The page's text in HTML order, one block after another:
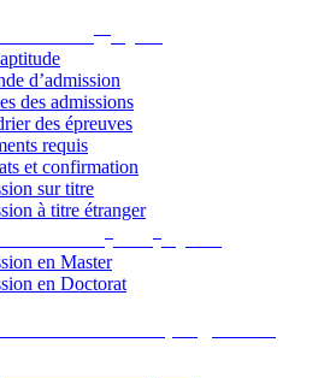
d’admission
des admissions
des épreuves
requis
et confirmation
sur titre
à titre étranger
en Master
en Doctorat